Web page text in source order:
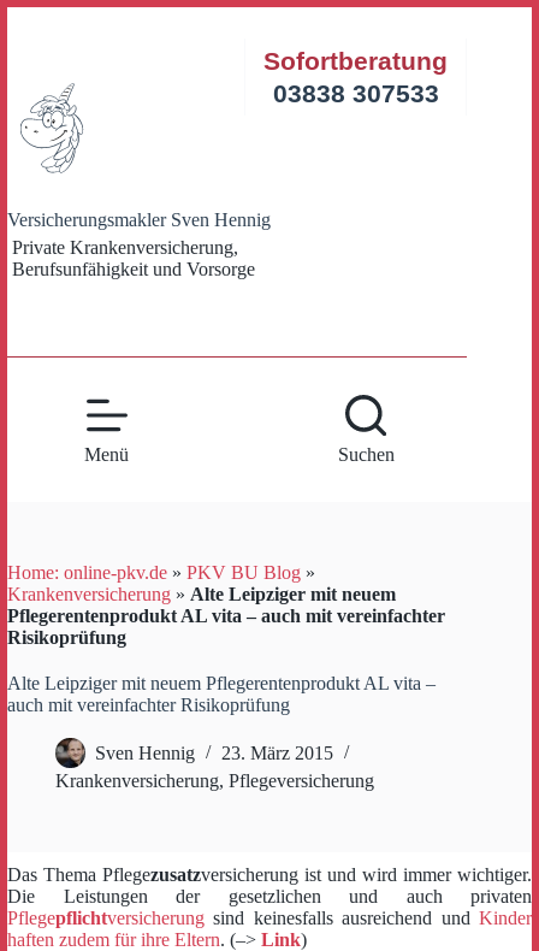
Versicherungsmakler Sven Hennig
Private Krankenversicherung,
Berufsunfähigkeit und Vorsorge
Sofortberatung
03838 307533
Menü Suchen
Home: online-pkv.de » PKV BU Blog »
Krankenversicherung » Alte Leipziger mit neuem
Pflegerentenprodukt AL vita – auch mit vereinfachter
Risikoprüfung
Alte Leipziger mit neuem Pflegerentenprodukt AL vita –
auch mit vereinfachter Risikoprüfung
Sven Hennig
23. März 2015
Krankenversicherung, Pflegeversicherung
Das Thema Pflegezusatzversicherung ist und wird immer wichtiger.
Die Leistungen der gesetzlichen und auch privaten
Pflegepflichtversicherung sind keinesfalls ausreichend und Kinder
haften zudem für ihre Eltern. (–> Link)